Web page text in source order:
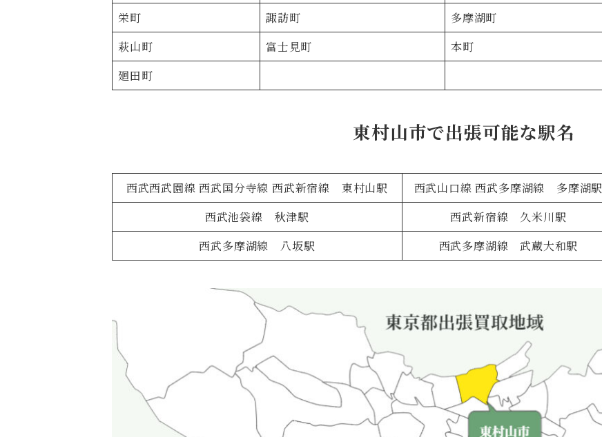
栄町 諏訪町 多摩湖町
萩山町
富士見町 本町
廻田町
東村山市で出張可能な駅名
西武西武園線 西武国分寺線 西武新宿線 東村山駅 西武山口線 西武多摩湖線 多摩湖駅
西武池袋線 秋津駅
西武新宿線 久米川駅
西武多摩湖線 八坂駅
西武多摩湖線 武蔵大和駅